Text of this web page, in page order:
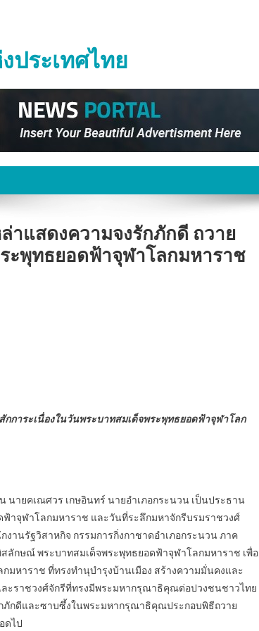
ระเทศไทย
าแสดงความจงรักภักดี ถวาย
ะพุทธยอดฟ้าจุฬาโลกมหาราช
การะเนื่องในวันพระบาทสมเด็จพระพุทธยอดฟ้าจุฬาโลก
นายคเณศวร เกษอินทร์ นายอำเภอกระนวน เป็นประธาน
ฟ้าจุฬาโลกมหาราช และวันที่ระลึกมหาจักรีบรมราชวงศ์
านรัฐวิสาหกิจ กรรมการกิ่งกาชาดอำเภอกระนวน ภาค
ลักษณ์ พระบาทสมเด็จพระพุทธยอดฟ้าจุฬาโลกมหาราช เพื่อ
หาราช ที่ทรงทำนุบำรุงบ้านเมือง สร้างความมั่นคงและ
ะราชวงศ์จักรีที่ทรงมีพระมหากรุณาธิคุณต่อปวงชนชาวไทย
ภักดีและซาบซึ้งในพระมหากรุณาธิคุณประกอบพิธีถวาย
ดไป